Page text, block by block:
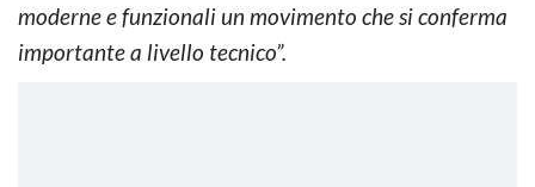
moderne e funzionali un movimento che si conferma
importante a livello tecnico”.